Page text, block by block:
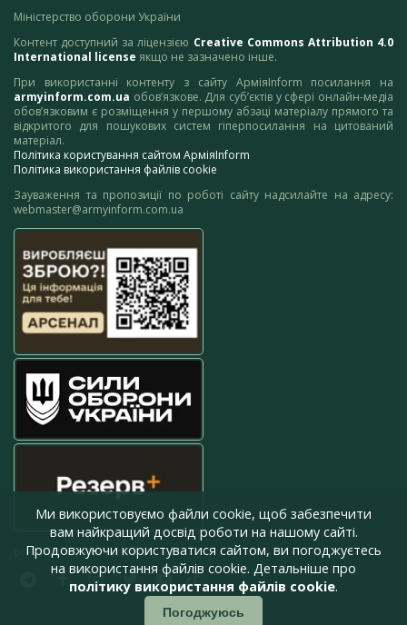
Міністерство оборони України
Контент доступний за ліцензією Creative Commons Attribution 4.0
International license якщо не зазначено інше.
При використанні контенту з сайту АрміяInform посилання на
armyinform.com.ua обов’язкове. Для суб’єктів у сфері онлайн-медіа
обов’язковим є розміщення у першому абзаці матеріалу прямого та
відкритого для пошукових систем гіперпосилання на цитований
матеріал.
Політика користування сайтом АрміяInform
Політика використання файлів cookie
Зауваження та пропозиції по роботі сайту надсилайте на адресу:
webmaster@armyinform.com.ua
press@armyinform.com.ua
Ми використовуємо файли cookie, щоб забезпечити
вам найкращий досвід роботи на нашому сайті.
Продовжуючи користуватися сайтом, ви погоджуєтесь
на використання файлів cookie. Детальніше про
політику використання файлів cookie.
Погоджуюсь